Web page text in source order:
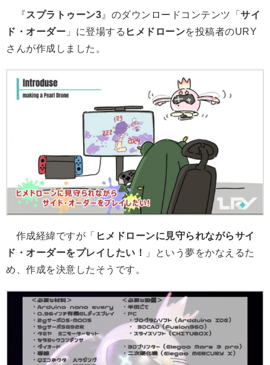
『スプラトゥーン3 』のダウンロードコンテンツ「 サイ
ド・オーダー 」に登場する ヒメドローンを投稿者のURY
さんが作成しました。
作成経緯ですが「 ヒメドローンに見守られながらサイ
ド・オーダーをプレイしたい！
」という夢をかなえるた
め、作成を決意したそうです。